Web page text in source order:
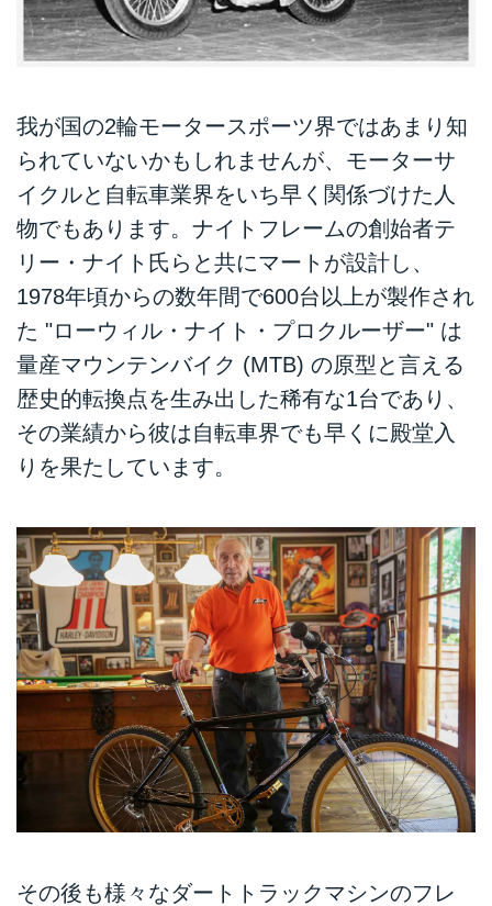
我が国の2輪モータースポーツ界ではあまり知
られていないかもしれませんが、モーターサ
イクルと自転車業界をいち早く関係づけた人
物でもあります。ナイトフレームの創始者テ
リー・ナイト氏らと共にマートが設計し、
1978年頃からの数年間で600台以上が製作され
た "ローウィル・ナイト・プロクルーザー" は
量産マウンテンバイク (MTB) の原型と言える
歴史的転換点を生み出した稀有な1台であり、
その業績から彼は自転車界でも早くに殿堂入
りを果たしています。
その後も様々なダートトラックマシンのフレ